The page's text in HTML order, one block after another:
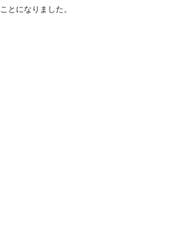
とになりました。